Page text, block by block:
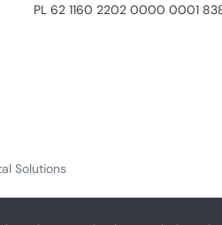
PL 62 1160 2202 0000 0001
Solutions